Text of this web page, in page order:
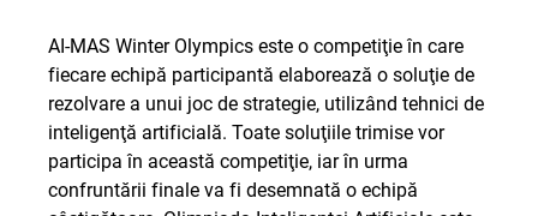
AI-MAS Winter Olympics este o competiţie în care
fiecare echipă participantă elaborează o soluţie de
rezolvare a unui joc de strategie, utilizând tehnici de
inteligenţă artificială. Toate soluţiile trimise vor
participa în această competiţie, iar în urma
confruntării finale va fi desemnată o echipă